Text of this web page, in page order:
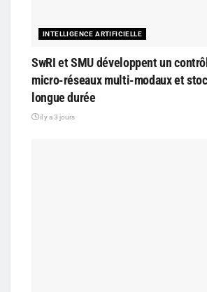
INTELLIGENCE ARTIFICIELLE
SwRI et SMU développent un
micro-réseaux multi-modaux et
longue durée
il y a 3 jours